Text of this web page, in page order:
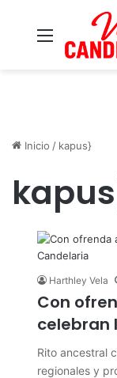
Inicio / kapus}
Harthley Vela
Con
celebran
Rito ancestral
regionales y